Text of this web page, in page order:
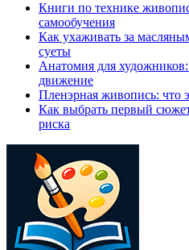
Книги по технике
самообучения
Как ухаживать за
суеты
Анатомия для
движение
Пленэрная живопись: что
Как выбрать первый
риска